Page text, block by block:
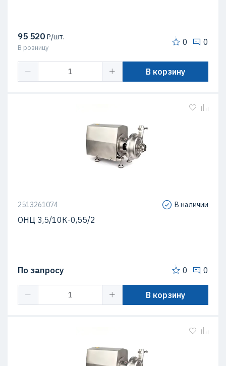
95 520₽/шт.
В розницу
0 0
В корзину
2513261074 В наличии
ОНЦ 3,5/10К-0,55/2
По запросу 0 0
В корзину